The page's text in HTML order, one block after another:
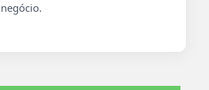
negócio.